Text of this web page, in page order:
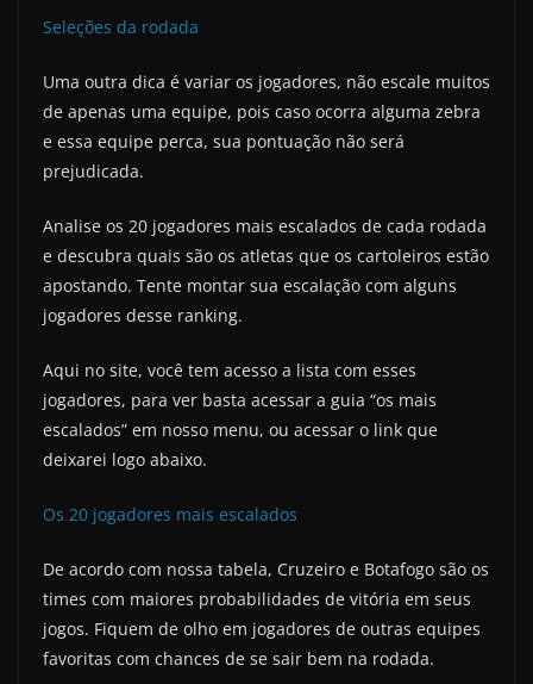
Seleções da rodada
Uma outra dica é variar os jogadores, não escale muitos
de apenas uma equipe, pois caso ocorra alguma zebra
e essa equipe perca, sua pontuação não será
prejudicada.
Analise os 20 jogadores mais escalados de cada rodada
e descubra quais são os atletas que os cartoleiros estão
apostando. Tente montar sua escalação com alguns
jogadores desse ranking.
Aqui no site, você tem acesso a lista com esses
jogadores, para ver basta acessar a guia “os mais
escalados” em nosso menu, ou acessar o link que
deixarei logo abaixo.
Os 20 jogadores mais escalados
De acordo com nossa tabela, Cruzeiro e Botafogo são os
times com maiores probabilidades de vitória em seus
jogos. Fiquem de olho em jogadores de outras equipes
favoritas com chances de se sair bem na rodada.